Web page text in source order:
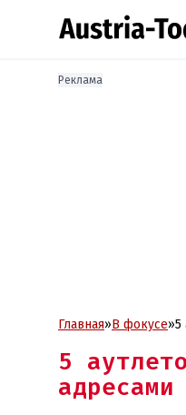
Реклама
Главная»В фокусе»5
5
адресами